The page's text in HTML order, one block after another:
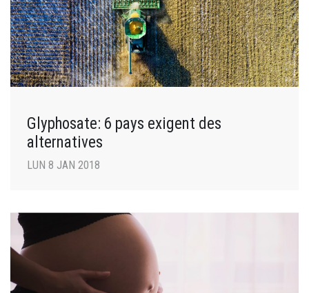
Glyphosate: 6 pays exigent des
alternatives
LUN 8 JAN 2018